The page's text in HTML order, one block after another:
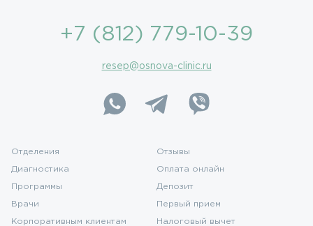
+7 (812) 779-10-39
resep@osnova-clinic.ru
Отделения
Диагностика
Программы
Врачи
Корпоративным клиентам
Отзывы
Оплата онлайн
Депозит
Первый прием
Налоговый вычет